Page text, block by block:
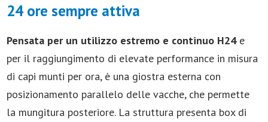
24 ore sempre attiva
Pensata per un utilizzo estremo e continuo H24e
per il raggiungimento di elevate performance in misura
di capi munti per ora, è una giostra esterna con
posizionamento parallelo delle vacche, che permette
la mungitura posteriore. La struttura presenta box di